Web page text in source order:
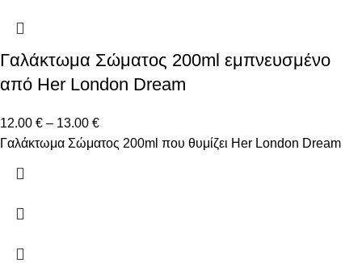
Γαλάκτωμα Σώματος 200ml εμπνευσμένο
από Her London Dream
12.00 € – 13.00 €
Γαλάκτωμα Σώματος 200ml που θυμίζει Her London Dream